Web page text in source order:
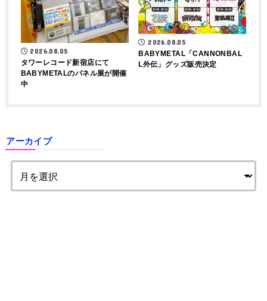
2026.08.05
タワーレコード新宿店にて
BABYMETALのパネル展が開催
中
2026.08.05
BABYMETAL「CANNONBAL
L外伝」グッズ販売決定
アーカイブ